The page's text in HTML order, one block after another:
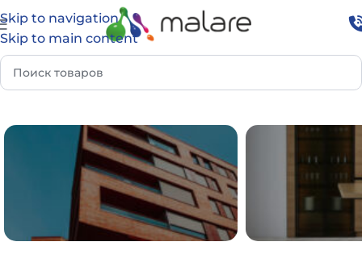
Skip to navigation
Skip to main content
Группа Грунтовка для звукоизоляционных панелей